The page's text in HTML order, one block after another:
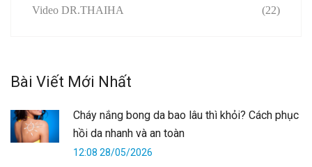
Video DR.THAIHA (22)
Bài Viết Mới Nhất
Cháy nắng bong da bao lâu thì khỏi? Cách phục
hồi da nhanh và an toàn
12:08 28/05/2026